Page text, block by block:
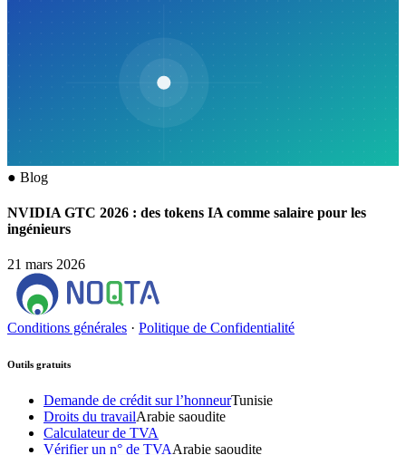
● Blog
NVIDIA GTC 2026 : des tokens IA comme salaire pour les
ingénieurs
21 mars 2026
Conditions générales · Politique de Confidentialité
Outils gratuits
Demande de crédit sur l’honneurTunisie
Droits du travailArabie saoudite
Calculateur de TVA
Vérifier un n° de TVAArabie saoudite